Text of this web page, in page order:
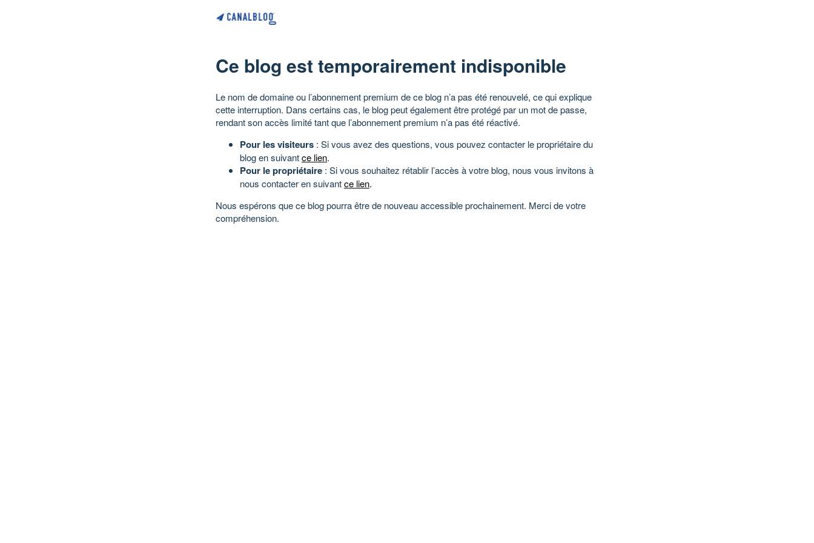
Ce blog est temporairement indisponible
Le nom de domaine ou l’abonnement premium de ce blog n’a pas été renouvelé, ce qui explique
cette interruption. Dans certains cas, le blog peut également être protégé par un mot de passe,
rendant son accès limité tant que l’abonnement premium n’a pas été réactivé.
Pour les visiteurs : Si vous avez des questions, vous pouvez contacter le propriétaire du
blog en suivantce lien.
Pour le propriétaire : Si vous souhaitez rétablir l’accès à votre blog, nous vous invitons à
nous contacter en suivantce lien.
Nous espérons que ce blog pourra être de nouveau accessible prochainement. Merci de votre
compréhension.